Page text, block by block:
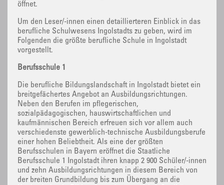
öffnet.
Um den Leser/-innen einen detaillierteren Einblick in das
berufliche Schulwesens Ingolstadts zu geben, wird im
Folgenden die größte berufliche Schule in Ingolstadt
vorgestellt.
Berufsschule 1
Die berufliche Bildungslandschaft in Ingolstadt bietet ein
breitgefächertes Angebot an Ausbildungsrichtungen.
Neben den Berufen im pflegerischen,
sozialpädagogischen, hauswirtschaftlichen und
kaufmännischen Bereich erfreuen sich vor allem auch
verschiedenste gewerblich-technische Ausbildungsberufe
einer hohen Beliebtheit. Als eine der größten
Berufsschulen in Bayern eröffnet die Staatliche
Berufsschule 1 Ingolstadt ihren knapp 2 900 Schüler/-innen
und zehn Ausbildungsrichtungen in diesem Bereich von
der breiten Grundbildung bis zum Übergang an die